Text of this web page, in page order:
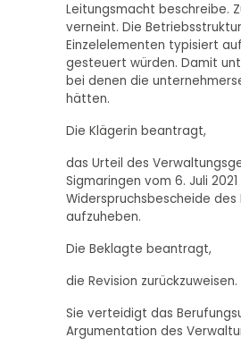
Leitungsmacht beschreibe.
verneint. Die
Einzelelementen typisiert
gesteuert würden. Damit
bei denen die
hätten.
Die Klägerin beantragt,
das Urteil des
Sigmaringen vom 6. Juli
Widerspruchsbescheide des
aufzuheben.
Die Beklagte beantragt,
die Revision zurückzuweisen.
Sie verteidigt das
Argumentation des